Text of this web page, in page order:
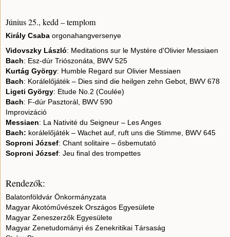
Június 25., kedd – templom
Király Csaba orgonahangversenye
Vidovszky László: Meditations sur le Mystére d'Olivier Messiaen
Bach: Esz-dúr Triószonáta, BWV 525
Kurtág György: Humble Regard sur Olivier Messiaen
Bach: Korálelőjáték – Dies sind die heilgen zehn Gebot, BWV 678
Ligeti György: Etude No.2 (Coulée)
Bach: F-dúr Pasztorál, BWV 590
Improvizáció
Messiaen: La Nativité du Seigneur – Les Anges
Bach: korálelőjáték – Wachet auf, ruft uns die Stimme, BWV 645
Soproni József: Chant solitaire – ősbemutató
Soproni József: Jeu final des trompettes
Rendezők:
Balatonföldvár Önkormányzata
Magyar Akotóművészek Országos Egyesülete
Magyar Zeneszerzők Egyesülete
Magyar Zenetudományi és Zenekritikai Társaság